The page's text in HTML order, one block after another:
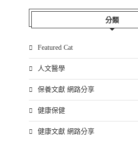
分類
Featured Cat
人文醫學
保養文獻 網路分享
健康保健
健康文獻 網路分享